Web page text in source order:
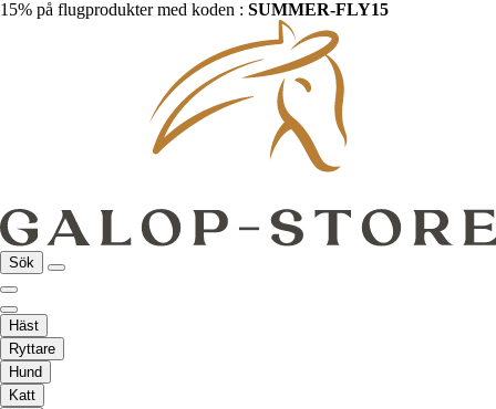
15% på flugprodukter med koden : SUMMER-FLY15
Sök
Häst
Ryttare
Hund
Katt